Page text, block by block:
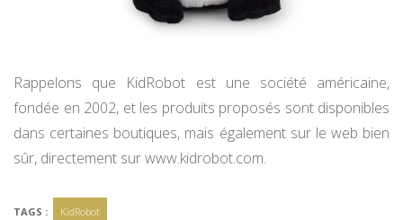
Rappelons que KidRobot est une société américaine,
fondée en 2002, et les produits proposés sont disponibles
dans certaines boutiques, mais également sur le web bien
sûr, directement sur www.kidrobot.com.
TAGS : KidRobot